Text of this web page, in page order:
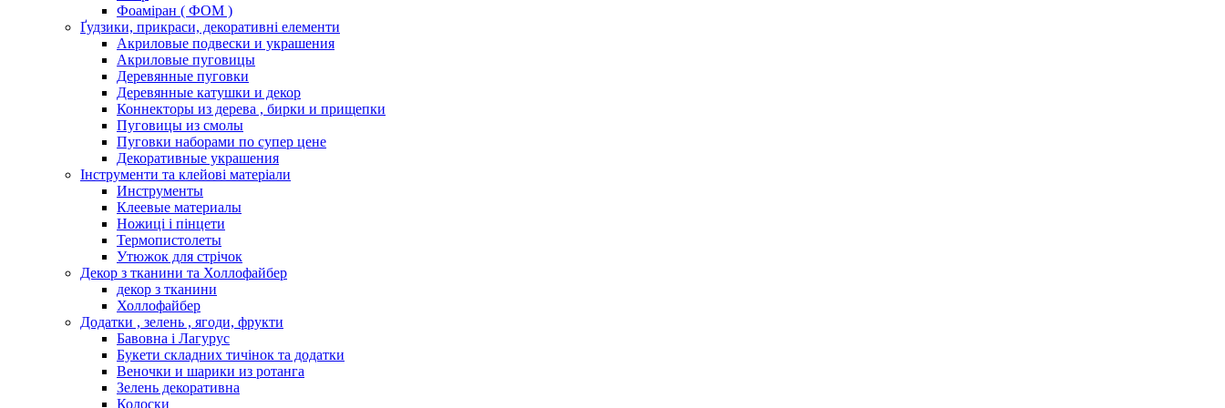
Фоаміран ( ФОМ )
Ґудзики, прикраси, декоративні елементи
Акриловые подвески и украшения
Акриловые пуговицы
Деревянные пуговки
Деревянные катушки и декор
Коннекторы из дерева , бирки и прищепки
Пуговицы из смолы
Пуговки наборами по супер цене
Декоративные украшения
Інструменти та клейові матеріали
Инструменты
Клеевые материалы
Ножиці і пінцети
Термопистолеты
Утюжок для стрічок
Декор з тканини та Холлофайбер
декор з тканини
Холлофайбер
Додатки , зелень , ягоди, фрукти
Бавовна і Лагурус
Букети складних тичінок та додатки
Веночки и шарики из ротанга
Зелень декоративна
Колоски